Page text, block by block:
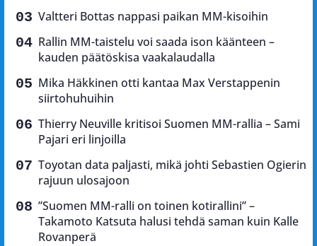
Valtteri Bottas nappasi paikan MM-kisoihin
Rallin MM-taistelu voi saada ison käänteen –
kauden päätöskisa vaakalaudalla
Mika Häkkinen otti kantaa Max Verstappenin
siirtohuhuihin
Thierry Neuville kritisoi Suomen MM-rallia – Sami
Pajari eri linjoilla
Toyotan data paljasti, mikä johti Sebastien Ogierin
rajuun ulosajoon
”Suomen MM-ralli on toinen kotirallini” –
Takamoto Katsuta halusi tehdä saman kuin Kalle
Rovanperä